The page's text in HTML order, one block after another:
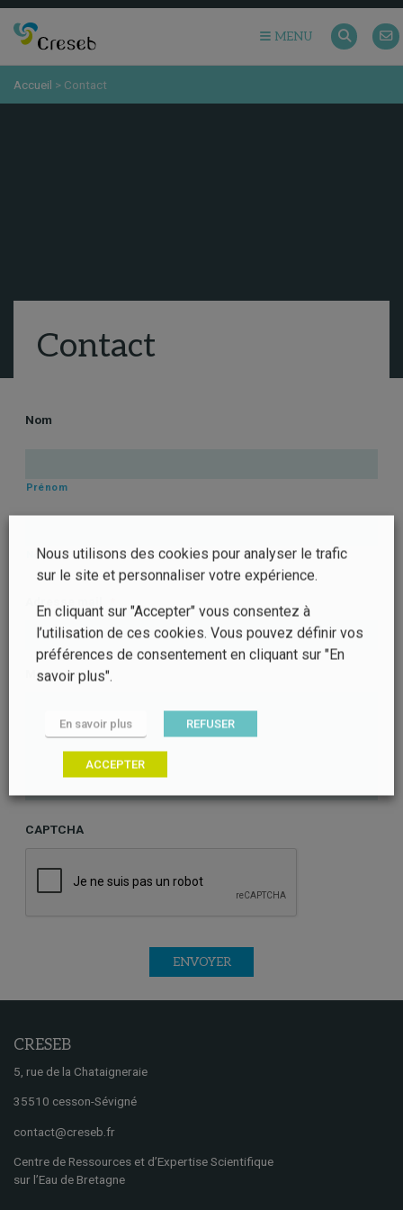
MENU
Accueil > Contact
Contact
Nom
Prénom
Nom
Message *
CAPTCHA
ENVOYER
CRESEB
5, rue de la Chataigneraie
35510 cesson-Sévigné
contact@creseb.fr
Centre de Ressources et d’Expertise Scientifique
sur l’Eau de Bretagne
Nous utilisons des cookies pour analyser le trafic
sur le site et personnaliser votre expérience.
En cliquant sur "Accepter" vous consentez à
l’utilisation de ces cookies. Vous pouvez définir vos
préférences de consentement en cliquant sur "En
savoir plus".
En savoir plus REFUSER
ACCEPTER